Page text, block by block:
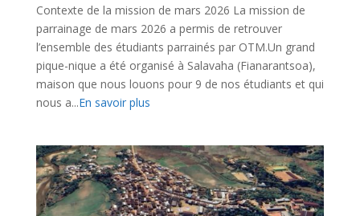
Contexte de la mission de mars 2026 La mission de
parrainage de mars 2026 a permis de retrouver
l’ensemble des étudiants parrainés par OTM.Un grand
pique-nique a été organisé à Salavaha (Fianarantsoa),
maison que nous louons pour 9 de nos étudiants et qui
nous a...En savoir plus